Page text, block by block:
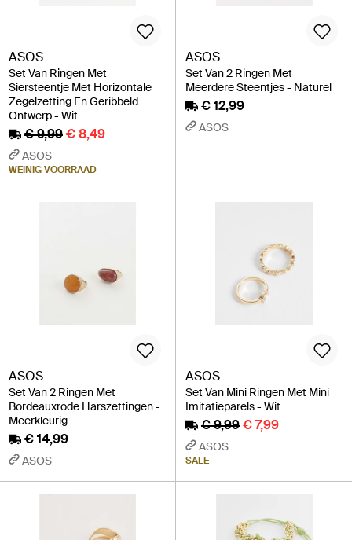
ASOS
Set Van Ringen Met
Siersteentje Met Horizontale
Zegelzetting En Geribbeld
Ontwerp - Wit
€ 9,99€ 8,49
ASOS
WEINIG VOORRAAD
ASOS
Set Van 2 Ringen Met
Meerdere Steentjes - Naturel
€ 12,99
ASOS
ASOS
Set Van 2 Ringen Met
Bordeauxrode Harszettingen -
Meerkleurig
€ 14,99
ASOS
ASOS
Set Van Mini Ringen Met Mini
Imitatieparels - Wit
€ 9,99€ 7,99
ASOS
SALE